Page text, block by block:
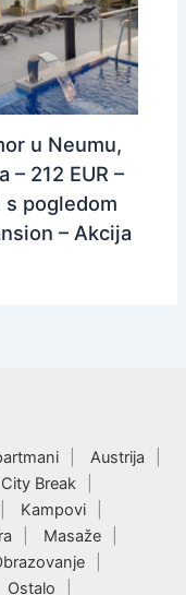
u Neumu,
– 212 EUR –
pogledom
– Akcija
Austrija
City Break
Kampovi
Masaže
Ostalo